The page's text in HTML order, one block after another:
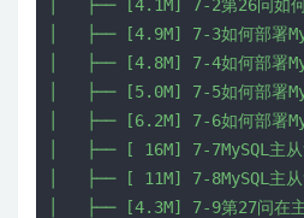
│   ├── [4.1M] 7-2第26问如何
│   ├── [4.9M] 7-3如何部署
│   ├── [4.8M] 7-4如何部署
│   ├── [5.0M] 7-5如何部署
│   ├── [6.2M] 7-6如何部署
│   ├── [ 16M] 7-7MySQL主从
│   ├── [ 11M] 7-8MySQL主从
│   ├── [4.3M] 7-9第27问在主